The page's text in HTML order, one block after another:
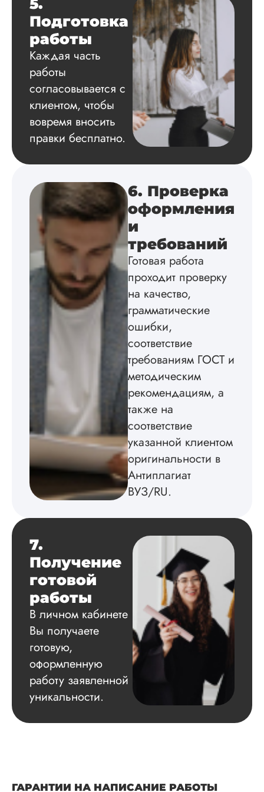
структуру, список
литературы,
приложения,
поставили ссылки
все
литературные
источники.
Уникальность
читается
на одном дыхании.
Евгений
Вид работы:
Дата:2024-03-25
Кандидатская по
истории была
в соответствии с
методичкой. Автор
создал структуру
оформил, правда,
некоторые
пришлось
мне. Услугой
не
5.
Подготовка
работы
Каждая часть
работы
согласовывается с
клиентом, чтобы
вовремя вносить
правки бесплатно.
6. Проверка
оформления
и
требований
Готовая работа
проходит проверку
на качество,
грамматические
ошибки,
соответствие
требованиям ГОСТ и
методическим
рекомендациям, а
также на
соответствие
указанной клиентом
оригинальности в
Антиплагиат
ВУЗ/RU.
7.
Получение
готовой
работы
В личном кабинете
Вы получаете
готовую,
оформленную
работу заявленной
уникальности.
ГАРАНТИИ НА НАПИСАНИЕ РАБОТЫ